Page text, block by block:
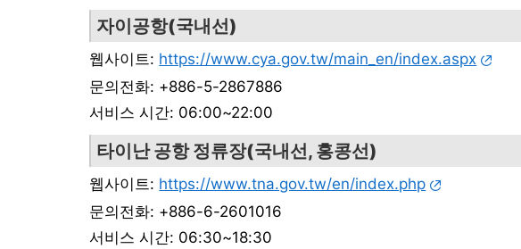
자이공항(국내선)
웹사이트: https://www.cya.gov.tw/main_en/index.aspx
문의전화: +886-5-2867886
서비스 시간: 06:00~22:00
타이난 공항 정류장(국내선, 홍콩선)
웹사이트: https://www.tna.gov.tw/en/index.php
문의전화: +886-6-2601016
서비스 시간: 06:30~18:30